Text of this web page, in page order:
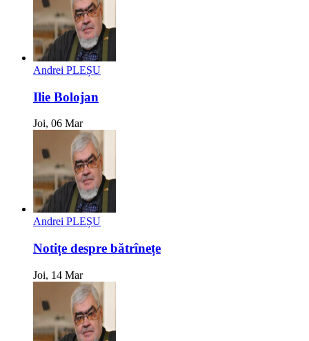
Andrei PLEȘU
Ilie Bolojan
Joi, 06 Mar
Andrei PLEȘU
Notițe despre bătrînețe
Joi, 14 Mar